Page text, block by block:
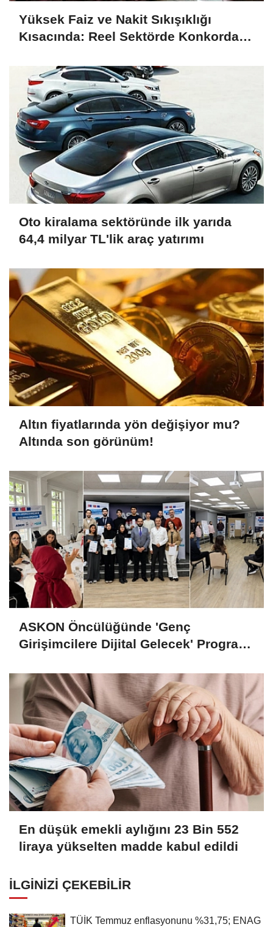
Yüksek Faiz ve Nakit Sıkışıklığı
Kısacında: Reel Sektörde Konkordato
Oto kiralama sektöründe ilk yarıda
64,4 milyar TL'lik araç yatırımı
Altın fiyatlarında yön değişiyor mu?
Altında son görünüm!
ASKON Öncülüğünde 'Genç
Girişimcilere Dijital Gelecek' Programı
En düşük emekli aylığını 23 Bin 552
liraya yükselten madde kabul edildi
İLGINIZI ÇEKEBILIR
TÜİK Temmuz enflasyonunu %31,75; ENAG